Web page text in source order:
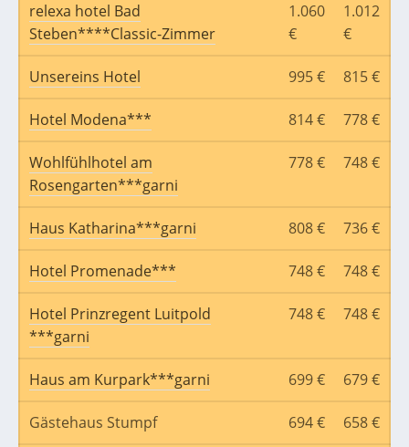
relexa hotel Bad
Steben****Classic-Zimmer
1.060
€
1.012
€
Unsereins Hotel 995 € 815 €
Hotel Modena*** 814 € 778 €
Wohlfühlhotel am
Rosengarten***garni
778 € 748 €
Haus Katharina***garni 808 € 736 €
Hotel Promenade*** 748 € 748 €
Hotel Prinzregent Luitpold
***garni
748 € 748 €
Haus am Kurpark***garni 699 € 679 €
Gästehaus Stumpf 694 € 658 €